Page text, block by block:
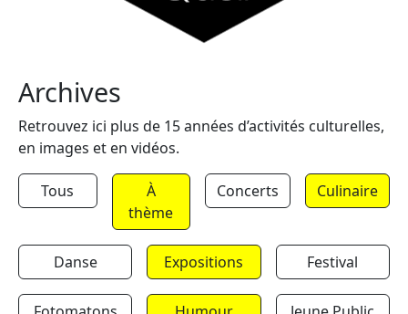
Archives
Retrouvez ici plus de 15 années d’activités culturelles,
en images et en vidéos.
Tous
À
thème
Concerts Culinaire
Danse Expositions Festival